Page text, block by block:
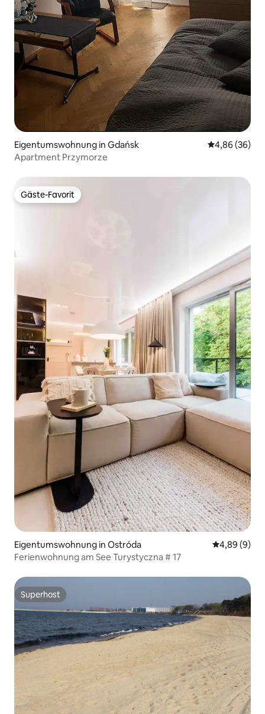
Eigentumswohnung in Gdańsk
4,86 (36)
Apartment Przymorze
Gäste-Favorit
Gäste-Favorit
Eigentumswohnung in Ostróda
4,89 (9)
Ferienwohnung am See Turystyczna # 17
Superhost
Superhost